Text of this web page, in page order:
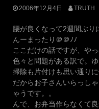
2006年12月4日 TRUTH
腰が良くなって2週間ぶり
んーまったり＠＠ﾉﾉ
ここだけの話ですが、や
色々と問題がある訳で。
掃除も片付けも思い通りに
だからお子さんいらっし
ゃうです。。
んで、お弁当作らなくて